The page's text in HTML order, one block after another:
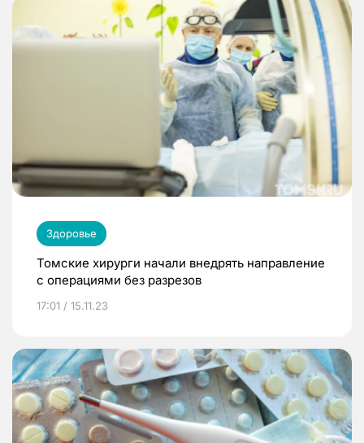
Здоровье
Томские хирурги начали внедрять направление
с операциями без разрезов
17:01 / 15.11.23